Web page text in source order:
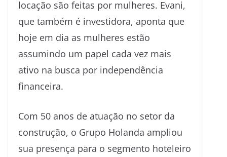
locação são feitas por mulheres. Evani,
que também é investidora, aponta que
hoje em dia as mulheres estão
assumindo um papel cada vez mais
ativo na busca por independência
financeira.
Com 50 anos de atuação no setor da
construção, o Grupo Holanda ampliou
sua presença para o segmento hoteleiro